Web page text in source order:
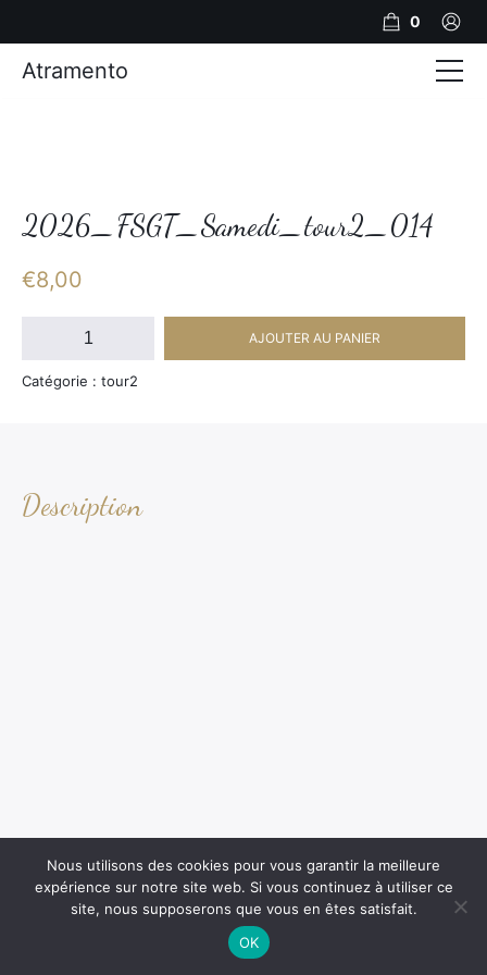
2026_FSGT_Samedi_tour2_014
€8,00
quantité
2026_FSGT_Samedi_tour2_014
AJOUTER AU PANIER
Catégorie : tour2
Description
0
Atramento
Photos
Nous utilisons des cookies pour vous garantir la meilleure
expérience sur notre site web. Si vous continuez à utiliser ce
site, nous supposerons que vous en êtes satisfait.
OK